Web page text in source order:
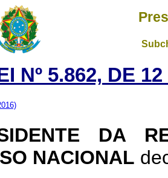
Nº 5.862, DE
DA
NACIONAL